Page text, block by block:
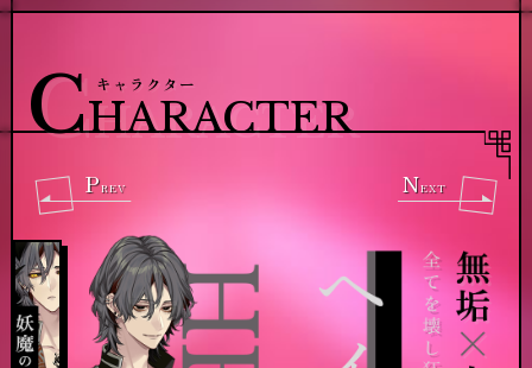
TOP NEWS
ストーリー / 世界観
M OVIE
動画
SYSTEM
システム
BGM試聴
VOICE C
A NNIV.
1周年記念
キャラクター
CHARACTER
PREV NEXT